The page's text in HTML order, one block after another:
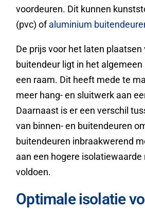
voordeuren. Dit kunnen
(pvc) ofaluminium
De prijs voor het laten plaatsen
buitendeur ligt in het algemeen
een raam. Dit heeft mede te
meer hang- en sluitwerk aan
Daarnaast is er een verschil
van binnen- en buitendeuren
buitendeuren inbraakwerend
aan een hogere isolatiewaarde
voldoen.
Optimale isolatie